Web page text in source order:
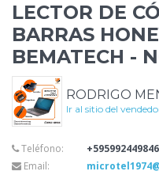
LECTOR DE
BARRAS
BEMATECH -
RODRIGO
Ir al sitio del
Teléfono:
Email: